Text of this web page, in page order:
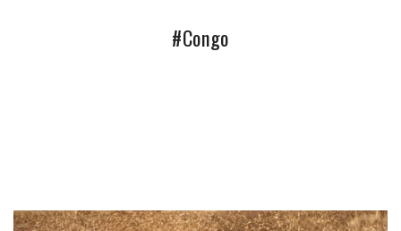
#Congo